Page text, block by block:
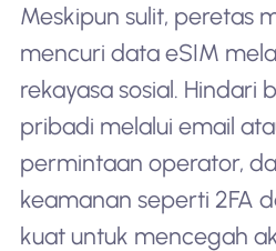
Meskipun sulit, peretas
mencuri data eSIM
rekayasa sosial. Hindari
pribadi melalui email
permintaan operator,
keamanan seperti 2FA
kuat untuk mencegah